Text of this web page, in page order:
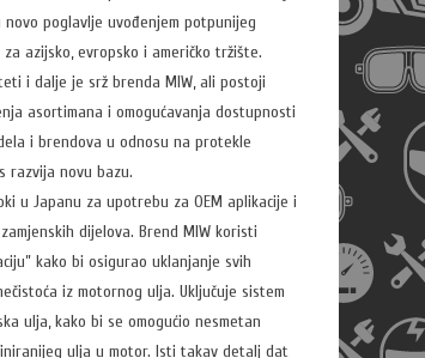
novo poglavlje uvođenjem potpunijeg
azijsko, evropsko i američko tržište.
i dalje je srž brenda MIW, ali postoji
asortimana i omogućavanja dostupnosti
i brendova u odnosu na protekle
razvija novu bazu.
u Japanu za upotrebu za OEM aplikacije i
dijelova. Brend MIW koristi
kako bi osigurao uklanjanje svih
iz motornog ulja. Uključuje sistem
ulja, kako bi se omogućio nesmetan
ulja u motor. Isti takav detalj dat